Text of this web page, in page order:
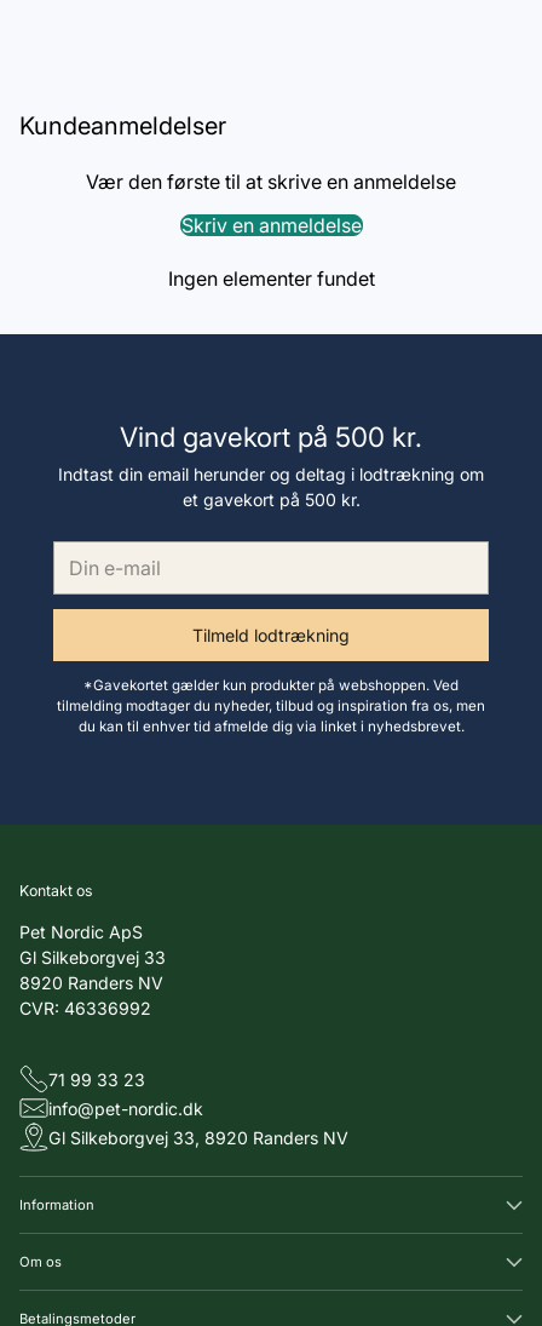
Kundeanmeldelser
Vær den første til at skrive en anmeldelse
Skriv en anmeldelse
Ingen elementer fundet
Vind gavekort på 500 kr.
Indtast din email herunder og deltag i lodtrækning om
et gavekort på 500 kr.
Tilmeld lodtrækning
*Gavekortet gælder kun produkter på webshoppen. Ved
tilmelding modtager du nyheder, tilbud og inspiration fra os, men
du kan til enhver tid afmelde dig via linket i nyhedsbrevet.
Kontakt os
Pet Nordic ApS
Gl Silkeborgvej 33
8920 Randers NV
CVR: 46336992
71 99 33 23
info@pet-nordic.dk
Gl Silkeborgvej 33, 8920 Randers NV
Information
Om os
Betalingsmetoder